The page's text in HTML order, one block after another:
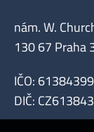
nám. W.
130 67 Praha
IČO: 61384399
DIČ: